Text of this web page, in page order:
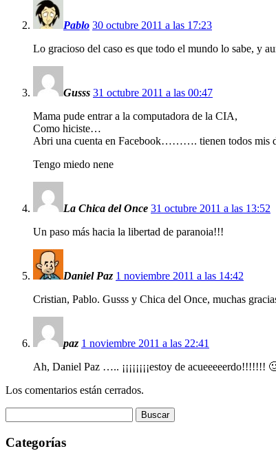
Pablo 30 octubre 2011 a las 17:23
Lo gracioso del caso es que todo el mundo lo sabe, y
Gusss 31 octubre 2011 a las 00:47
Mama pude entrar a la computadora de la CIA,
Como hiciste…
Abri una cuenta en Facebook………. tienen todos mis
Tengo miedo nene
La Chica del Once 31 octubre 2011 a las 13:52
Un paso más hacia la libertad de paranoia!!!
Daniel Paz 1 noviembre 2011 a las 14:42
Cristian, Pablo. Gusss y Chica del Once, muchas
paz 1 noviembre 2011 a las 22:41
Ah, Daniel Paz ….. ¡¡¡¡¡¡¡¡estoy de acueeeeerdo!!!!!!!
Los comentarios están cerrados.
Categorías